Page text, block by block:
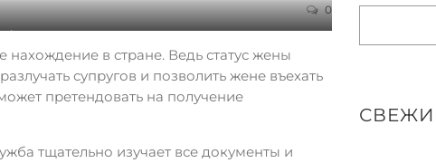
0
Англию
в стране. Ведь статус жены
супругов и позволить жене въехать
претендовать на получение
тщательно изучает все документы и